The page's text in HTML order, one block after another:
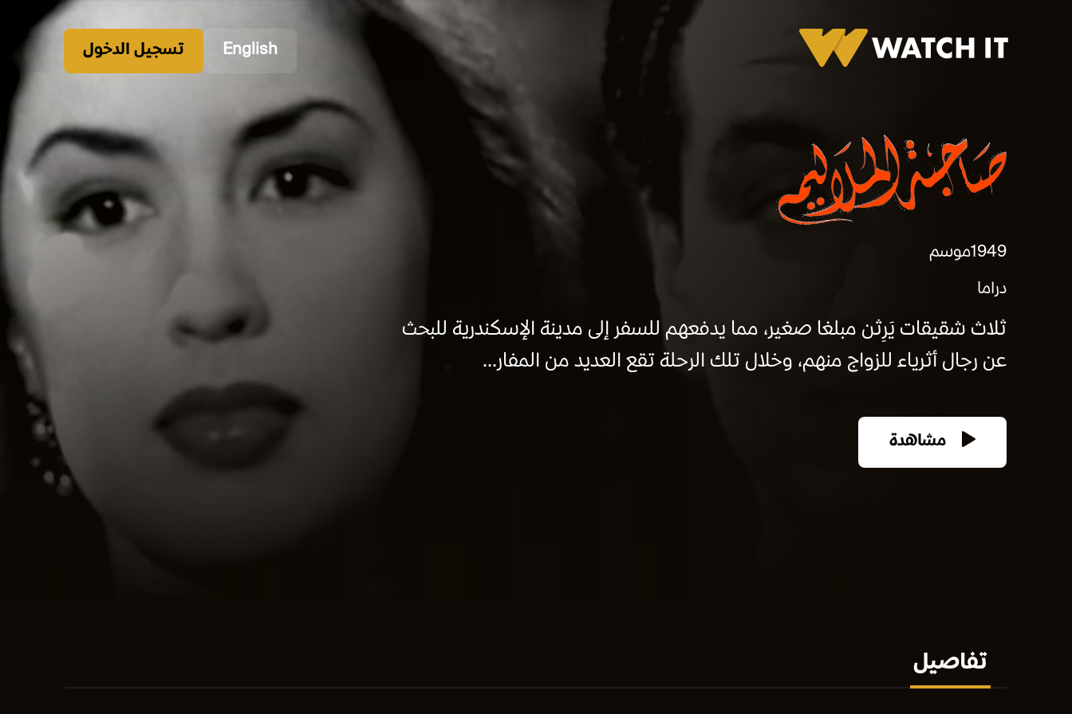
English تسجيل الدخول
1949موسم
دراما
ثلاث شقيقات يَرِثن مبلغا صغير، مما يدفعهم للسفر إلى مدينة الإسكندرية للبحث
عن رجال أثرياء للزواج منهم، وخلال تلك الرحلة تقع العديد من المفار...
مشاهدة
تفاصيل